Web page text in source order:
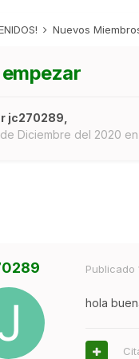
Nuevos
jc270289
Diciembre del 2020 en
Publicado
hola